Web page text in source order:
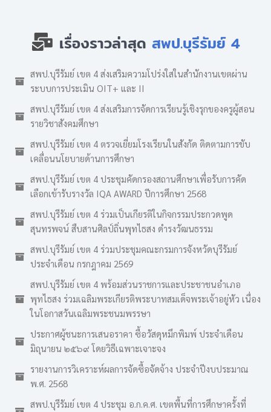
เรื่องราวล่าสุด สพป.บุรีรัมย์ 4
สพป.บุรีรัมย์ เขต 4 ส่งเสริมความโปร่งใสในสำนักงานเขตผ่าน
ระบบการประเมิน OIT+ และ II
สพป.บุรีรัมย์ เขต 4 ส่งเสริมการจัดการเรียนรู้เชิงรุกของครูผู้สอน
รายวิชาสังคมศึกษา
สพป.บุรีรัมย์ เขต 4 ตรวจเยี่ยมโรงเรียนในสังกัด ติดตามการขับ
เคลื่อนนโยบายด้านการศึกษา
สพป.บุรีรัมย์ เขต 4 ประชุมคัดกรองสถานศึกษาเพื่อรับการคัด
เลือกเข้ารับรางวัล IQA AWARD ปีการศึกษา 2568
สพป.บุรีรัมย์ เขต 4 ร่วมเป็นเกียรติในกิจกรรมประกวดพูด
สุนทรพจน์ สืบสานศิลป์ถิ่นพุทไธสง ดำรงวัฒนธรรม
สพป.บุรีรัมย์ เขต 4 ร่วมประชุมคณะกรมการจังหวัดบุรีรัมย์
ประจำเดือน กรกฎาคม 2569
สพป.บุรีรัมย์ เขต 4 พร้อมส่วนราชการและประชาชนอำเภอ
พุทไธสง ร่วมเฉลิมพระเกียรติพระบาทสมเด็จพระเจ้าอยู่หัว เนื่อง
ในโอกาสวันเฉลิมพระชนมพรรษา
ประกาศผู้ชนะการเสนอราคา ซื้อวัสดุหมึกพิมพ์ ประจำเดือน
มิถุนายน ๒๕๖๙ โดยวิธีเฉพาะเจาะจง
รายงานการวิเคราะห์ผลการจัดซื้อจัดจ้าง ประจำปีงบประมาณ
พ.ศ. 2568
สพป.บุรีรัมย์ เขต 4 ประชุม อ.ก.ค.ศ. เขตพื้นที่การศึกษาครั้งที่